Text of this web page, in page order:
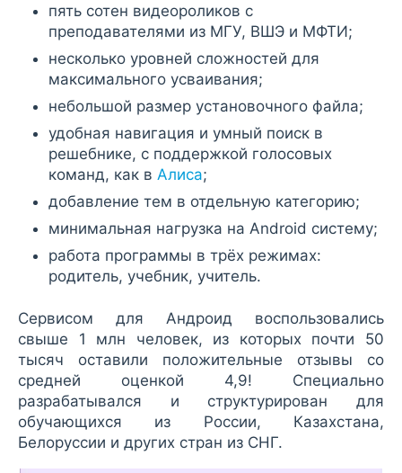
пять сотен видеороликов с
преподавателями из МГУ, ВШЭ и МФТИ;
несколько уровней сложностей для
максимального усваивания;
небольшой размер установочного файла;
удобная навигация и умный поиск в
решебнике, с поддержкой голосовых
команд, как в Алиса;
добавление тем в отдельную категорию;
минимальная нагрузка на Android систему;
работа программы в трёх режимах:
родитель, учебник, учитель.
Сервисом для Андроид воспользовались
свыше 1 млн человек, из которых почти 50
тысяч оставили положительные отзывы со
средней оценкой 4,9! Специально
разрабатывался и структурирован для
обучающихся из России, Казахстана,
Белоруссии и других стран из СНГ.